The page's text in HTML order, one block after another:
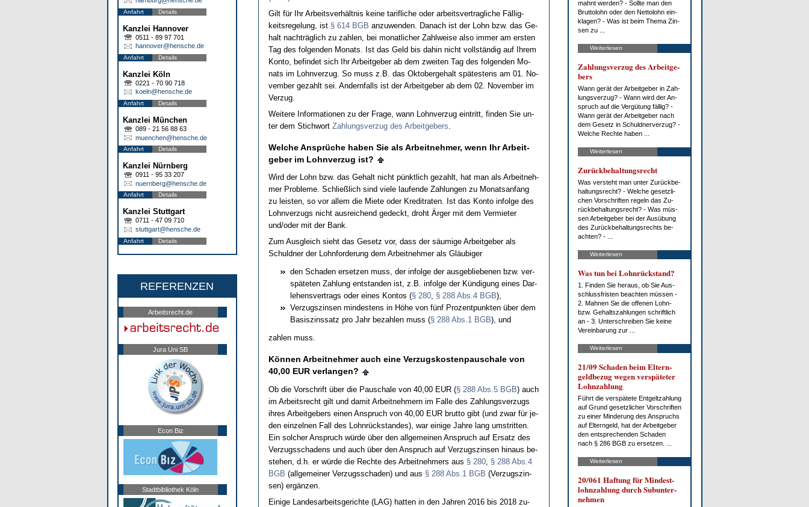
Anfahrt Details
Kanzlei Hannover
0511 - 89 97 701
hannover@hensche.de
Anfahrt Details
Kanzlei Köln
0221 - 70 90 718
koeln@hensche.de
Anfahrt Details
Kanzlei München
089 - 21 56 88 63
muenchen@hensche.de
Anfahrt Details
Kanzlei Nürnberg
0911 - 95 33 207
nuernberg@hensche.de
Anfahrt Details
Kanzlei Stuttgart
0711 - 47 09 710
stuttgart@hensche.de
Anfahrt Details
REFERENZEN
Arbeitsrecht.de
Jura Uni SB
Econ Biz
Stadtbibliothek Köln
Gilt für Ihr Ar­beits­verhält­nis kei­ne ta­rif­li­che oder ar­beits­ver­trag­li­che Fällig­
keits­re­ge­lung, ist § 614 BGB an­zu­wen­den. Da­nach ist der Lohn bzw. das Ge­
halt nachträglich zu zah­len, bei mo­nat­li­cher Zahl­wei­se al­so im­mer am ers­ten
Tag des fol­gen­den Mo­nats. Ist das Geld bis da­hin nicht vollständig auf Ih­rem
Kon­to, be­fin­det sich Ihr Ar­beit­ge­ber ab dem zwei­ten Tag des fol­gen­den Mo­
nats im Lohn­ver­zug. So muss z.B. das Ok­to­ber­ge­halt spätes­tens am 01. No­
vem­ber ge­zahlt sei. An­dern­falls ist der Ar­beit­ge­ber ab dem 02. No­vem­ber im
Ver­zug.
Wei­te­re In­for­ma­tio­nen zu der Fra­ge, wann Lohn­ver­zug ein­tritt, fin­den Sie un­
ter dem Stich­wort Zah­lungs­ver­zug des Ar­beit­ge­bers.
Wel­che Ansprüche ha­ben Sie als Ar­beit­neh­mer, wenn Ihr Ar­beit­
ge­ber im Lohn­ver­zug ist?
Wird der Lohn bzw. das Ge­halt nicht pünkt­lich ge­zahlt, hat man als Ar­beit­neh­
mer Pro­ble­me. Sch­ließlich sind vie­le lau­fen­de Zah­lun­gen zu Mo­nats­an­fang
zu leis­ten, so vor al­lem die Mie­te oder Kre­dit­ra­ten. Ist das Kon­to in­fol­ge des
Lohn­ver­zugs nicht aus­rei­chend ge­deckt, droht Ärger mit dem Ver­mie­ter
und/oder mit der Bank.
Zum Aus­gleich sieht das Ge­setz vor, dass der säum­i­ge Ar­beit­ge­ber als
Schuld­ner der Lohn­for­de­rung dem Ar­beit­neh­mer als Gläubi­ger
den Scha­den er­set­zen muss, der in­fol­ge der aus­ge­blie­be­nen bzw. ver­
späte­ten Zah­lung ent­stan­den ist, z.B. in­fol­ge der Kündi­gung ei­nes Dar­
le­hens­ver­trags oder ei­nes Kon­tos (§ 280, § 288 Abs.4 BGB),
Ver­zugs­zin­sen min­des­tens in Höhe von fünf Pro­zent­punk­ten über dem
Ba­sis­zins­satz pro Jahr be­zah­len muss (§ 288 Abs.1 BGB), und
zah­len muss.
Können Ar­beit­neh­mer auch ei­ne Ver­zugs­kos­ten­pau­scha­le von
40,00 EUR ver­lan­gen?
Ob die Vor­schrift über die Pau­scha­le von 40,00 EUR (§ 288 Abs.5 BGB) auch
im Ar­beits­recht gilt und da­mit Ar­beit­neh­mern im Fal­le des Zah­lungs­ver­zugs
ih­res Ar­beit­ge­bers ei­nen An­spruch von 40,00 EUR brut­to gibt (und zwar für je­
den ein­zel­nen Fall des Lohnrück­stan­des), war ei­ni­ge Jah­re lang um­strit­ten.
Ein sol­cher An­spruch würde über den all­ge­mei­nen An­spruch auf Er­satz des
Ver­zugs­scha­dens und auch über den An­spruch auf Ver­zugs­zin­sen hin­aus be­
ste­hen, d.h. er würde die Rech­te des Ar­beit­neh­mers aus § 280, § 288 Abs.4
BGB (all­ge­mei­ner Ver­zugs­scha­den) und aus § 288 Abs.1 BGB (Ver­zugs­zin­
sen) ergänzen.
Ei­ni­ge Lan­des­ar­beits­ge­rich­te (LAG) hat­ten in den Jah­ren 2016 bis 2018 zu­
mahnt wer­den? - Soll­te man den
Brut­to­lohn oder den Net­to­lohn ein­
kla­gen? - Was ist beim The­ma Zin­
sen zu ...
Weiterlesen
Zah­lungs­ver­zug des Ar­beit­ge­
bers
Wann ge­rät der Ar­beit­ge­ber in Zah­
lungs­ver­zug? - Wann wird der An­
spruch auf die Ver­gü­tung fäl­lig? -
Wann ge­rät der Ar­beit­ge­ber nach
dem Ge­setz in Schuld­ner­ver­zug? -
Wel­che Rech­te ha­ben ...
Weiterlesen
Zu­rück­be­hal­tungs­recht
Was ver­steht man un­ter Zu­rück­be­
hal­tungs­recht? - Wel­che ge­setz­li­
chen Vor­schrif­ten re­geln das Zu­
rück­be­hal­tungs­recht? - Was müs­
sen Ar­beit­ge­ber bei der Aus­übung
des Zu­rück­be­hal­tungs­rechts be­
ach­ten? - ...
Weiterlesen
Was tun bei Lohn­rück­stand?
1. Fin­den Sie her­aus, ob Sie Aus­
schluss­fris­ten be­ach­ten müs­sen -
2. Mah­nen Sie die of­fe­nen Lohn-
bzw. Ge­halts­zah­lun­gen schrift­lich
an - 3. Un­ter­schrei­ben Sie kei­ne
Ver­ein­ba­rung zur ...
Weiterlesen
21/09 Scha­den beim El­tern­
geld­be­zug we­gen ver­spä­te­ter
Lohn­zah­lung
Führt die ver­spä­te­te Ent­gelt­zah­lung
auf Grund ge­setz­li­cher Vor­schrif­ten
zu ei­ner Min­de­rung des An­spruchs
auf El­tern­geld, hat der Ar­beit­ge­ber
den ent­spre­chen­den Scha­den
nach § 286 BGB zu er­set­zen. ...
Weiterlesen
20/061 Haf­tung für Min­dest­
lohn­zah­lung durch Su­b­un­ter­
neh­men